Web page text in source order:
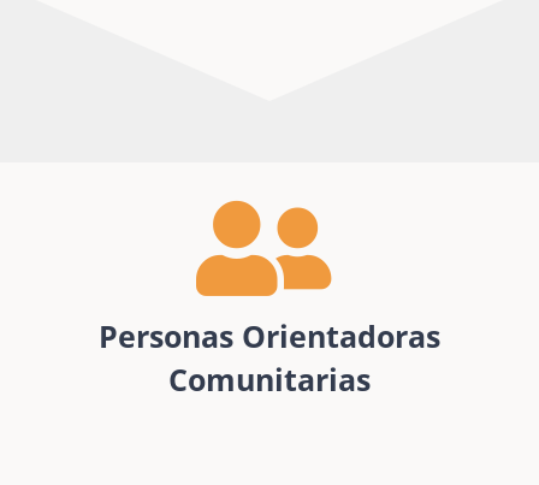
Personas Orientadoras
Comunitarias